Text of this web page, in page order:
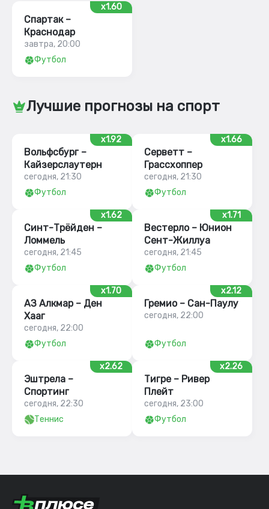
x1.60
Спартак –
Краснодар
завтра, 20:00
Футбол
Лучшие прогнозы на спорт
x1.92
Вольфсбург –
Кайзерслаутерн
сегодня, 21:30
Футбол
x1.66
Серветт –
Грассхоппер
сегодня, 21:30
Футбол
x1.62
Синт-Трёйден –
Ломмель
сегодня, 21:45
Футбол
x1.71
Вестерло – Юнион
Сент-Жиллуа
сегодня, 21:45
Футбол
x1.70
АЗ Алкмар – Ден
Хааг
сегодня, 22:00
Футбол
x2.12
Гремио – Сан-Паулу
сегодня, 22:00
Футбол
x2.62
Эштрела –
Спортинг
сегодня, 22:30
Теннис
x2.26
Тигре – Ривер
Плейт
сегодня, 23:00
Футбол